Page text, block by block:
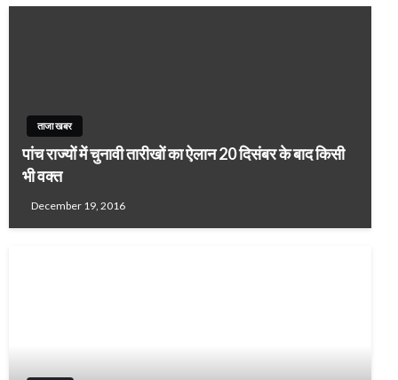
ताजा खबर
पांच राज्यों में चुनावी तारीखों का ऐलान 20 दिसंबर के बाद किसी
भी वक्त
December 19, 2016